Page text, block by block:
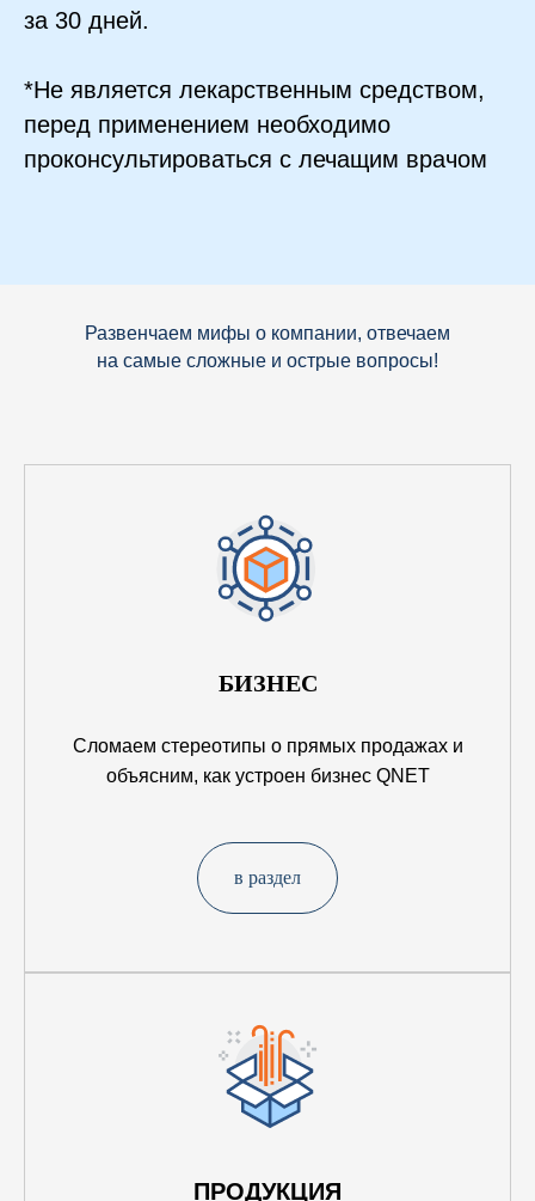
за 30 дней.
*Не является лекарственным средством,
перед применением необходимо
проконсультироваться с лечащим врачом
Развенчаем мифы о компании, отвечаем
на самые сложные и острые вопросы!
БИЗНЕС
Сломаем стереотипы о прямых продажах и
объясним, как устроен бизнес QNET
в раздел
ПРОДУКЦИЯ